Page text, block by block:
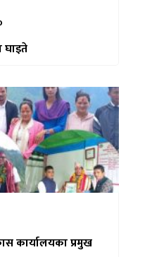
घाइते
कार्यालयका प्रमुख